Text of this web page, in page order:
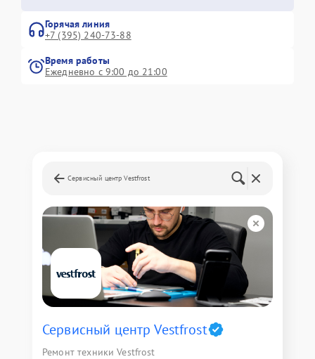
Горячая линия
+7 (395) 240-73-88
Время работы
Ежедневно с 9:00 до 21:00
Сервисный центр Vestfrost
Сервисный центр Vestfrost
Ремонт техники Vestfrost